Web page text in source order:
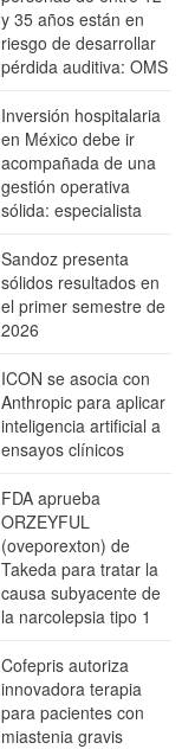
y 35 años están en
riesgo de desarrollar
pérdida auditiva: OMS
Inversión hospitalaria
en México debe ir
acompañada de una
gestión operativa
sólida: especialista
Sandoz presenta
sólidos resultados en
el primer semestre de
2026
ICON se asocia con
Anthropic para aplicar
inteligencia artificial a
ensayos clínicos
FDA aprueba
ORZEYFUL
(oveporexton) de
Takeda para tratar la
causa subyacente de
la narcolepsia tipo 1
Cofepris autoriza
innovadora terapia
para pacientes con
miastenia gravis